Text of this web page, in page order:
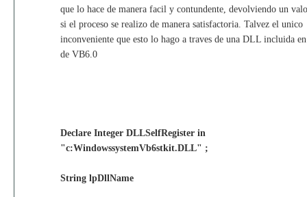
que lo hace de manera facil y contundente, devolviendo un
si el proceso se realizo de manera satisfactoria. Talvez el unico
inconveniente que esto lo hago a traves de una DLL incluida
de VB6.0
Declare Integer DLLSelfRegister in
"c:WindowssystemVb6stkit.DLL" ;
String lpDllName